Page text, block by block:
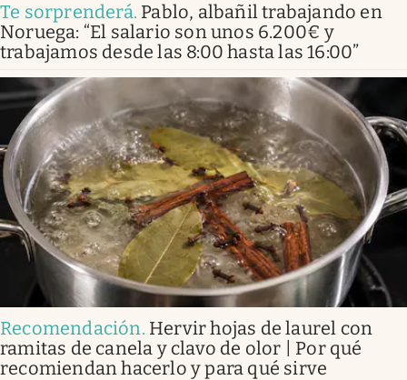
Te sorprenderá. Pablo, albañil trabajando en
Noruega: “El salario son unos 6.200€ y
trabajamos desde las 8:00 hasta las 16:00”
Recomendación. Hervir hojas de laurel con
ramitas de canela y clavo de olor | Por qué
recomiendan hacerlo y para qué sirve